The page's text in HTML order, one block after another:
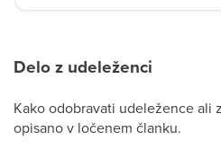
Delo z udeleženci
Kako odobravati udeležence ali
opisano v ločenem članku.